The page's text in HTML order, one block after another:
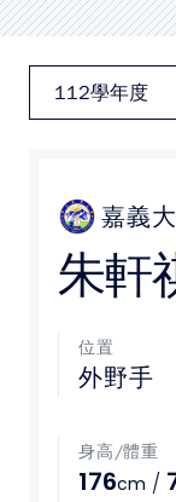
賽程表
球隊與球員
比賽場地
最新消息
下載專區
聯絡我們
嘉義
朱軒
位置
外野手
身高/體重
176cm /